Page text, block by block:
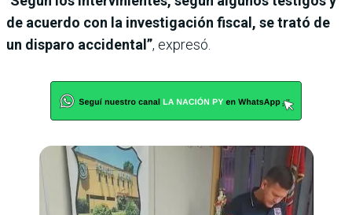
de acuerdo con la investigación fiscal, se trató de
un disparo accidental”, expresó.